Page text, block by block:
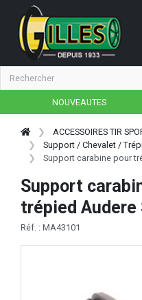
NOUVEAUTES
ACCESSOIRES TIR
Support / Chevalet /
Support carabine pour
Support
trépied Audere
Réf. : MA43101